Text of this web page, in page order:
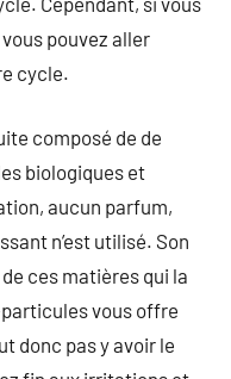
pouvez aller
cycle.
composé de de
biologiques et
aucun parfum,
n’est utilisé. Son
ces matières qui la
vous offre
donc pas y avoir le